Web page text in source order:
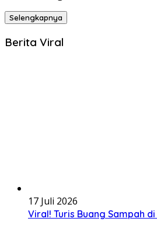
Selengkapnya
Berita Viral
17 Juli 2026
Viral! Turis Buang Sampah